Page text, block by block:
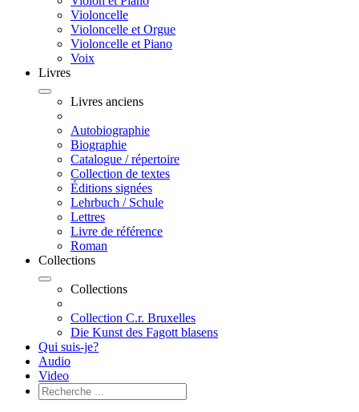
Violoncelle
Violoncelle et Orgue
Violoncelle et Piano
Voix
Livres
Livres anciens
Autobiographie
Biographie
Catalogue / répertoire
Collection de textes
Éditions signées
Lehrbuch / Schule
Lettres
Livre de référence
Roman
Collections
Collections
Collection C.r. Bruxelles
Die Kunst des Fagott blasens
Qui suis-je?
Audio
Video